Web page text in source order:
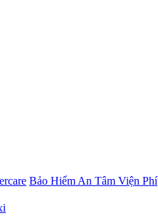
Bảo Hiểm An Tâm Viện Phí